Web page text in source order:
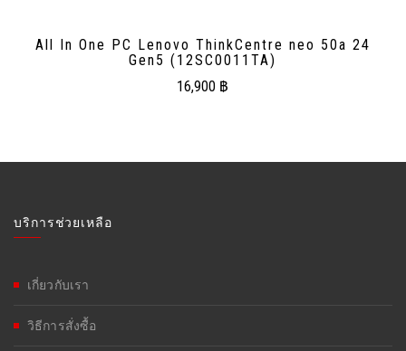
All In One PC Lenovo ThinkCentre neo 50a 24
Gen5 (12SC0011TA)
16,900 ฿
บริการช่วยเหลือ
เกี่ยวกับเรา
วิธีการสั่งซื้อ